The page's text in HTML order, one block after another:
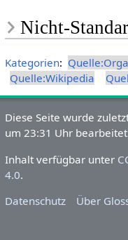
Nicht-
Kategorien:
Quelle:Wikipedia
Diese Seite wurde
um 23:31 Uhr
Inhalt verfügbar unter
4.0.
Datenschutz
Über